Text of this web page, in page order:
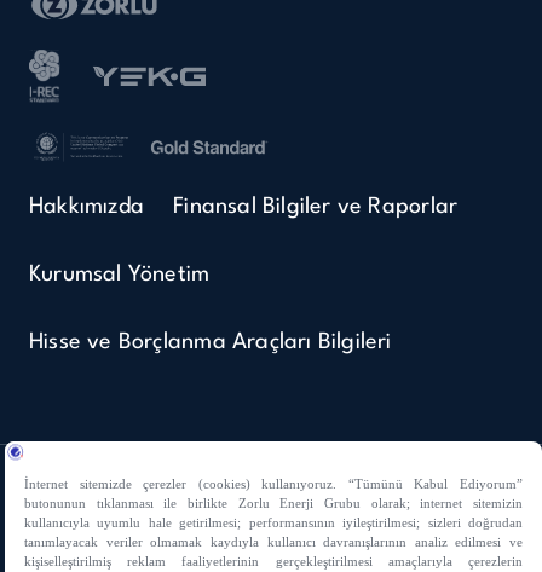
Hakkımızda Finansal Bilgiler ve Raporlar
Kurumsal Yönetim
Hisse ve Borçlanma Araçları Bilgileri
KVK Başvuru Formu
Kullanım Koşulları